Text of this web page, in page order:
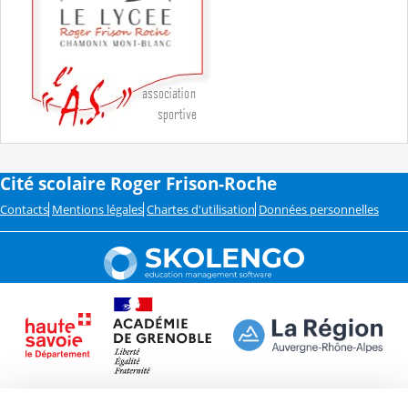
Cité scolaire Roger Frison-Roche
Contacts Mentions légales Chartes d'utilisation Données personnelles